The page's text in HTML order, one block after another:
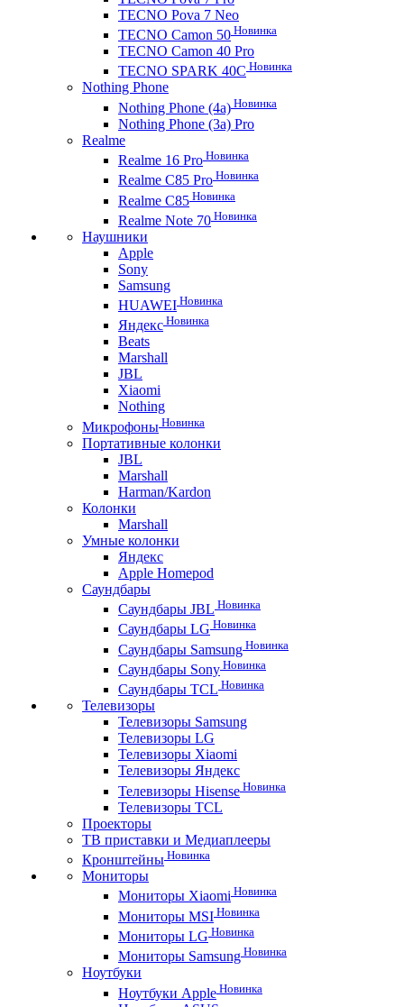
TECNO Pova 7 Neo
TECNO Camon 50 Новинка
TECNO Camon 40 Pro
TECNO SPARK 40C Новинка
Nothing Phone
Nothing Phone (4a) Новинка
Nothing Phone (3a) Pro
Realme
Realme 16 Pro Новинка
Realme C85 Pro Новинка
Realme C85 Новинка
Realme Note 70 Новинка
Наушники
Apple
Sony
Samsung
HUAWEI Новинка
Яндекс Новинка
Beats
Marshall
JBL
Xiaomi
Nothing
Микрофоны Новинка
Портативные колонки
JBL
Marshall
Harman/Kardon
Колонки
Marshall
Умные колонки
Яндекс
Apple Homepod
Саундбары
Саундбары JBL Новинка
Саундбары LG Новинка
Саундбары Samsung Новинка
Саундбары Sony Новинка
Саундбары TCL Новинка
Телевизоры
Телевизоры Samsung
Телевизоры LG
Телевизоры Xiaomi
Телевизоры Яндекс
Телевизоры Hisense Новинка
Телевизоры TCL
Проекторы
ТВ приставки и Медиаплееры
Кронштейны Новинка
Мониторы
Мониторы Xiaomi Новинка
Мониторы MSI Новинка
Мониторы LG Новинка
Мониторы Samsung Новинка
Ноутбуки
Ноутбуки Apple Новинка